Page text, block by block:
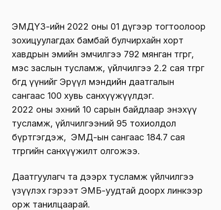
ЭМДҮЗ-ийн 2022 оны 01 дүгээр тогтоолоор
зохицуулагдах бамбай булчирхайн хорт
хавдрын эмийн эмчилгээ 792 мянган төгрөг,
мэс заслын тусламж, үйлчилгээ 2.2 сая төгрөг
бөгөөд үүнийг Эрүүл мэндийн даатгалын
сангаас 100 хувь санхүүжүүлдэг.
2022 оны эхний 10 сарын байдлаар энэхүү
тусламж, үйлчилгээний 95 тохиолдол
бүртгэгдэж, ЭМД-ын сангаас 184.7 сая
төгрөгийн санхүүжилт олгожээ.
Даатгуулагч та дээрх тусламж үйлчилгээ
үзүүлэх гэрээт ЭМБ-уудтай доорх линкээр
орж танилцаарай.